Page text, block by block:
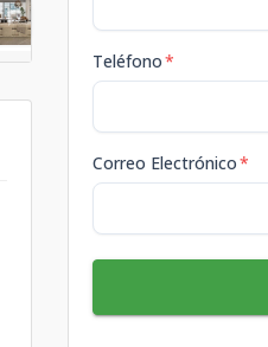
Teléfono*
Correo Electrónico*